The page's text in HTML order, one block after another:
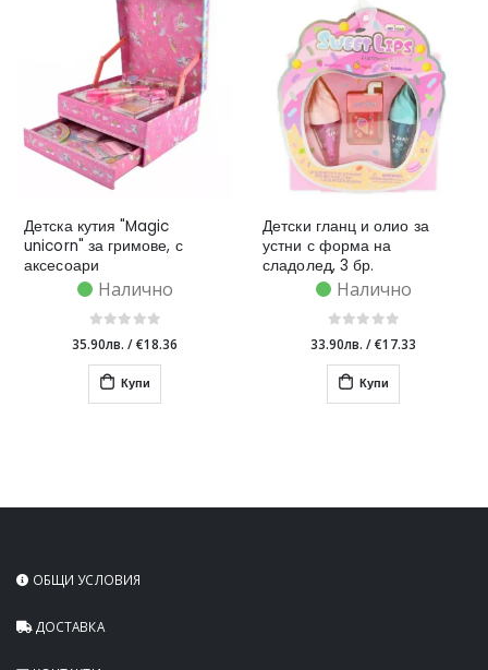
Детска кутия "Magic
unicorn" за гримове, с
аксесоари
Налично
35.90лв. /€18.36
Купи
Детски гланц и олио за
устни с форма на
сладолед, 3 бр.
Налично
33.90лв. /€17.33
Купи
ОБЩИ УСЛОВИЯ
ДОСТАВКА